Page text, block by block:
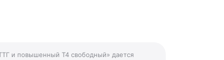
и повышенный Т4 свободный» дается